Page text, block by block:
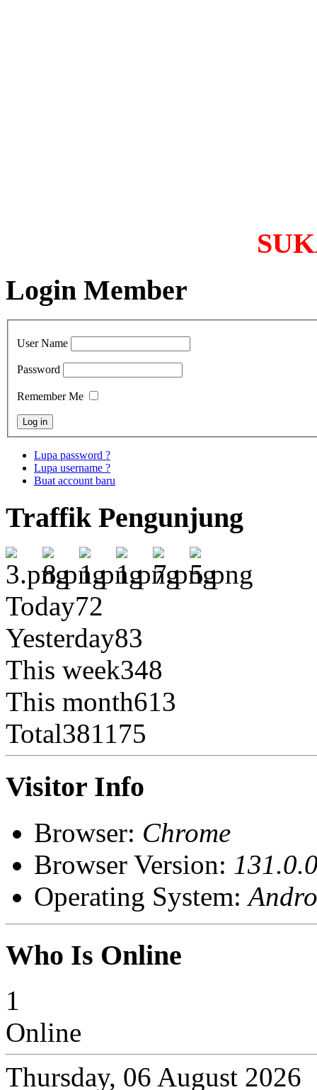
Login Member
User Name
Password
Remember Me
Lupa password ?
Lupa username ?
Buat account baru
Traffik Pengunjung
Today72
Yesterday83
This week348
This month613
Total381175
Visitor Info
Browser: Chrome
Browser Version:
Operating System:
Who Is Online
1
Online
Thursday, 06 August 2026